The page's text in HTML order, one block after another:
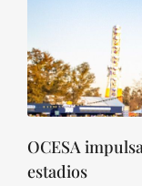
OCESA
estadios